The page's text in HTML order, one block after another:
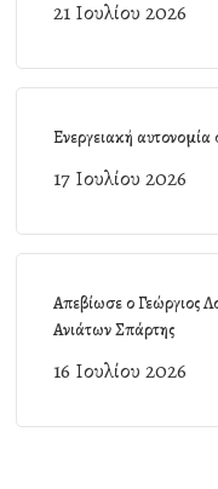
21 Ιουλίου 2026
Ενεργειακή
17 Ιουλίου 2026
Απεβίωσε ο Γεώργιος
Ανιάτων Σπάρτης
16 Ιουλίου 2026